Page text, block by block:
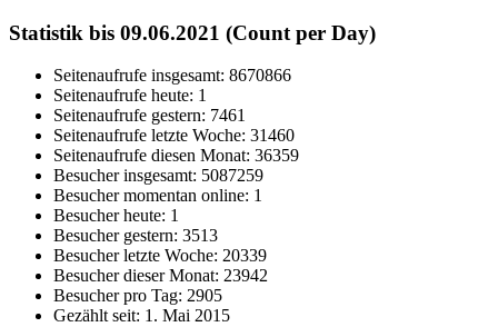
Statistik bis 09.06.2021 (Count per Day)
Seitenaufrufe insgesamt: 8670866
Seitenaufrufe heute: 1
Seitenaufrufe gestern: 7461
Seitenaufrufe letzte Woche: 31460
Seitenaufrufe diesen Monat: 36359
Besucher insgesamt: 5087259
Besucher momentan online: 1
Besucher heute: 1
Besucher gestern: 3513
Besucher letzte Woche: 20339
Besucher dieser Monat: 23942
Besucher pro Tag: 2905
Gezählt seit: 1. Mai 2015